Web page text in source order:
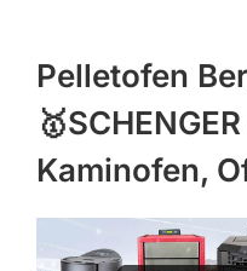
UNTERNEHMEN
PROFIL
WARENKORB
Pelletofen
Kaminofen,